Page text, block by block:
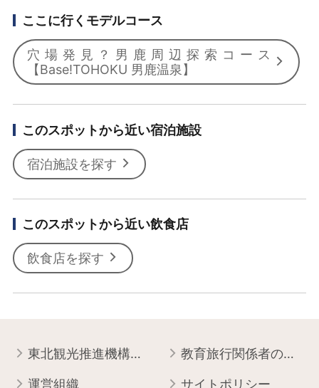
ここに行くモデルコース
穴場発見？男鹿周辺探索コース
【Base!TOHOKU 男鹿温泉】
このスポットから近い宿泊施設
宿泊施設を探す
このスポットから近い飲食店
飲食店を探す
東北観光推進機構について 教育旅行関係者の皆様へ
運営組織 サイトポリシー